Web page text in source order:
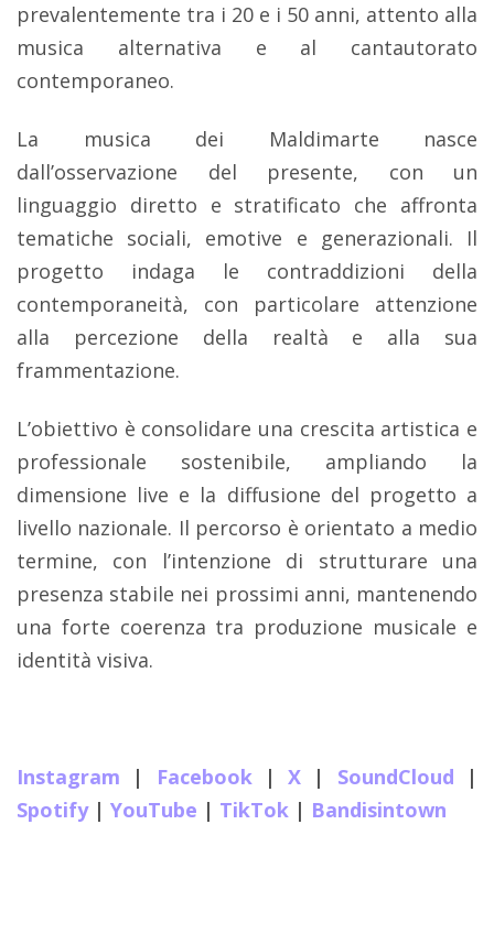
prevalentemente tra i 20 e i 50 anni, attento alla
musica alternativa e al cantautorato
contemporaneo.
La musica dei Maldimarte nasce
dall’osservazione del presente, con un
linguaggio diretto e stratificato che affronta
tematiche sociali, emotive e generazionali. Il
progetto indaga le contraddizioni della
contemporaneità, con particolare attenzione
alla percezione della realtà e alla sua
frammentazione.
L’obiettivo è consolidare una crescita artistica e
professionale sostenibile, ampliando la
dimensione live e la diffusione del progetto a
livello nazionale. Il percorso è orientato a medio
termine, con l’intenzione di strutturare una
presenza stabile nei prossimi anni, mantenendo
una forte coerenza tra produzione musicale e
identità visiva.
Instagram | Facebook|X | SoundCloud |
Spotify| YouTube | TikTok | Bandisintown